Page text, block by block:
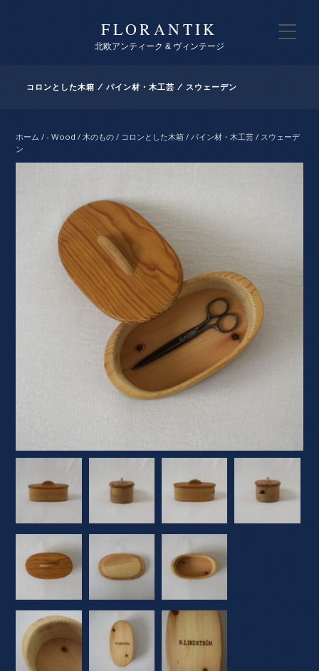
FLORANTIK
北欧アンティーク & ヴィンテージ
コロンとした木箱 / パイン材・木工芸 / スウェーデン
ホーム /- Wood / 木のもの / コロンとした木箱 / パイン材・木工芸 / スウェーデ
ン